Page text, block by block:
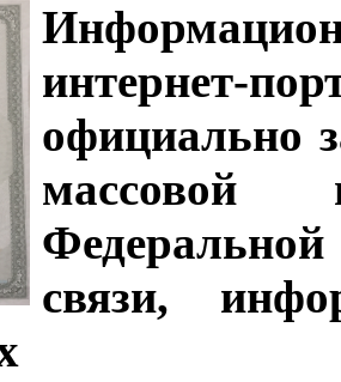
интернет-
официально
связи,